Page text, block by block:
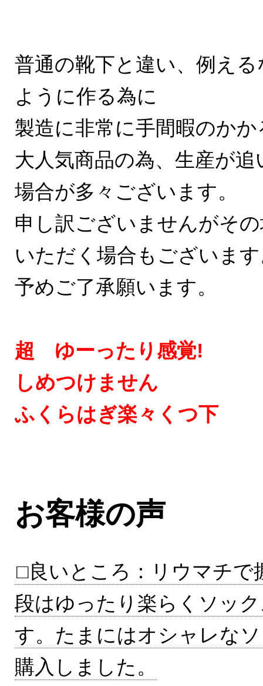
普通の靴下と違い、例え
ように作る為に
製造に非常に手間暇のか
大人気商品の為、生産が
場合が多々ございます。
申し訳ございませんがそ
いただく場合もございま
予めご了承願います。
超 ゆーったり感覚!
しめつけません
ふくらはぎ楽々くつ下
お客様の声
□良いところ：リウマチで
段はゆったり楽らくソッ
す。たまにはオシャレな
購入しました。